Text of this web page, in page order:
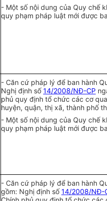
- Một số nội dung của Quy chế
quy phạm pháp luật mới được
- Căn cứ pháp lý để ban hành
Nghị định số14/2008/NĐ-CP
phủ quy định tổ chức các cơ
huyện, quận, thị xã, thành phố
- Một số nội dung của Quy chế
quy phạm pháp luật mới được
- Căn cứ pháp lý để ban hành
gồm: Nghị định số14/2008/NĐ-